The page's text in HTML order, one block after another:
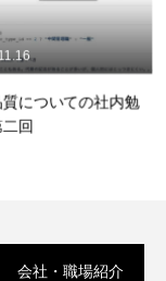
についての社内勉
回
会社・職場紹介